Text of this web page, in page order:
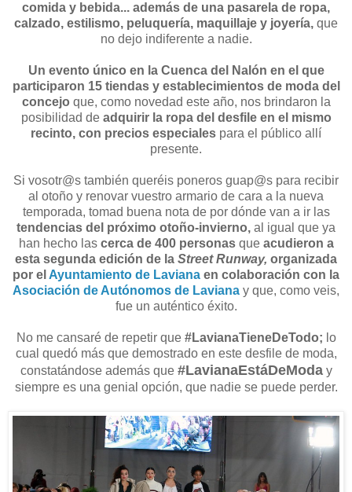
comida y bebida... además de una pasarela de ropa,
calzado, estilismo, peluquería, maquillaje y joyería, que
no dejo indiferente a nadie.
Un evento único en la Cuenca del Nalón en el que
participaron 15 tiendas y establecimientos de moda del
concejo que, como novedad este año, nos brindaron la
posibilidad de adquirir la ropa del desfile en el mismo
recinto, con precios especiales para el público allí
presente.
Si vosotr@s también queréis poneros guap@s para recibir
al otoño y renovar vuestro armario de cara a la nueva
temporada, tomad buena nota de por dónde van a ir las
tendencias del próximo otoño-invierno, al igual que ya
han hecho las cerca de 400 personas que acudieron a
esta segunda edición de la Street Runway, organizada
por el Ayuntamiento de Laviana en colaboración con la
Asociación de Autónomos de Laviana y que, como veis,
fue un auténtico éxito.
No me cansaré de repetir que #LavianaTieneDeTodo; lo
cual quedó más que demostrado en este desfile de moda,
constatándose además que #LavianaEstáDeModa y
siempre es una genial opción, que nadie se puede perder.